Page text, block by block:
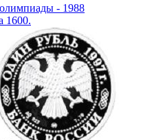
- 1988
1600.